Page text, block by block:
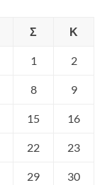
Σ Κ
1 2
8 9
15 16
22 23
29 30